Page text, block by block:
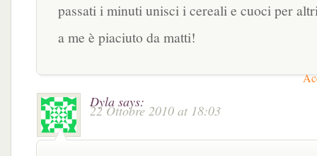
passati i minuti unisci i cereali e cuoci per
a me è piaciuto da matti!
Dyla says:
22 Ottobre 2010 at 18:03